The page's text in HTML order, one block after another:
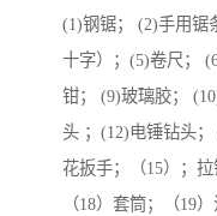
(1)钢锯； (2)手用锯
十字）；(5)卷尺；
钳； (9)玻璃胶；
头 ；(12)电锤钻头
花扳手；（15）；拉
（18）套筒；（19